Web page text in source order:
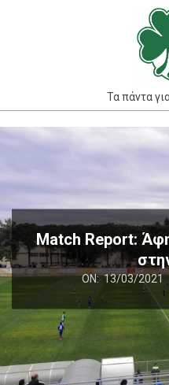
Τα πάντα
Primary
Menu
Match Report:
ON: 13/03/2021